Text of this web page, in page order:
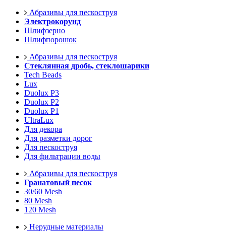
Абразивы для пескоструя
Электрокорунд
Шлифзерно
Шлифпорошок
Абразивы для пескоструя
Стеклянная дробь, стеклошарики
Tech Beads
Lux
Duolux P3
Duolux P2
Duolux P1
UltraLux
Для декора
Для разметки дорог
Для пескоструя
Для фильтрации воды
Абразивы для пескоструя
Гранатовый песок
30/60 Mesh
80 Mesh
120 Mesh
Нерудные материалы